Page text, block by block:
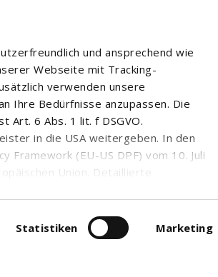
und ansprechend wie
Webseite mit Tracking-
verwenden unsere
Ihre Bedürfnisse anzupassen. Die
Art. 6 Abs. 1 lit. f DSGVO.
in die USA weitergeben. In den
Framework (EU-US DPF) vom 10. Juli
Union. Detaillierte
. Dort können Sie Ihre
Statistiken
Marketing